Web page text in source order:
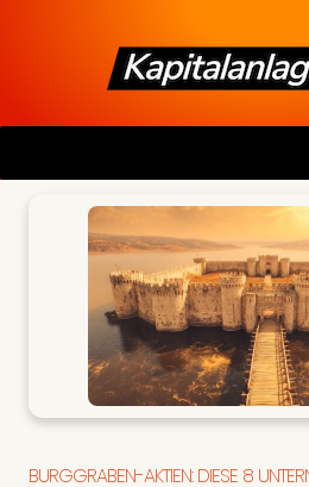
BURGGRABEN-AKTIEN: DIESE 8